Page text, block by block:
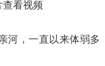
查看视频
河，一直以来体弱多